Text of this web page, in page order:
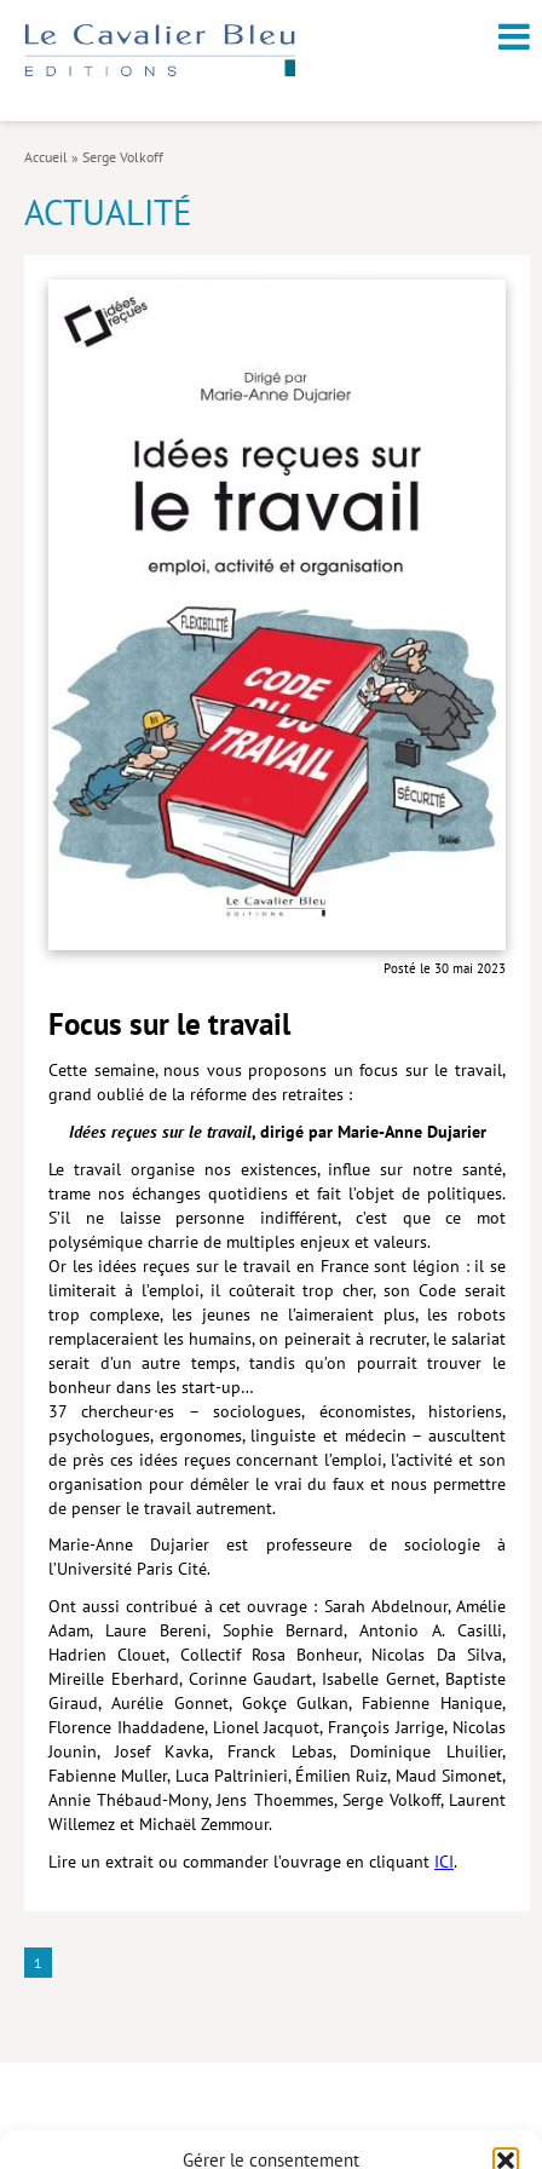
Gérer le consentement
Nature et environnement
Religions
Santé et médecine
Index général des titres
>> Livres numériques <<
COLLECTIONS
Comment je suis devenu
Convergences
eDDen
Espèces
Idées Reçues
Libertés plurielles
Lieux de…
MiMed
Mobilisations
MythO !
Actes de colloque
>> Cavalier poche <<
>> Livres numériques <<
AUTEURS
PARTENARIATS
Livres blancs
Hors collection
CONTACT
NEWSLETTER
POLITIQUE DE CONFIDENTIALITÉ
Accueil » Serge Volkoff
ACTUALITÉ
Posté le 30 mai 2023
Focus sur le travail
Cette semaine, nous vous proposons un focus sur le travail,
grand oublié de la réforme des retraites :
Idées reçues sur le travail, dirigé par Marie-Anne Dujarier
Le travail organise nos existences, influe sur notre santé,
trame nos échanges quotidiens et fait l’objet de politiques.
S’il ne laisse personne indifférent, c’est que ce mot
polysémique charrie de multiples enjeux et valeurs.
Or les idées reçues sur le travail en France sont légion : il se
limiterait à l’emploi, il coûterait trop cher, son Code serait
trop complexe, les jeunes ne l’aimeraient plus, les robots
remplaceraient les humains, on peinerait à recruter, le salariat
serait d’un autre temps, tandis qu’on pourrait trouver le
bonheur dans les start-up…
37 chercheur·es – sociologues, économistes, historiens,
psycho­logues, ergonomes, linguiste et médecin – auscultent
de près ces idées reçues concernant l’emploi, l’activité et son
organisation pour démêler le vrai du faux et nous permettre
de penser le travail autrement.
Marie-Anne Dujarier est professeure de sociologie à
l’Université Paris Cité.
Ont aussi contribué à cet ouvrage : Sarah Abdelnour, Amélie
Adam, Laure Bereni, Sophie Bernard, Antonio A. Casilli,
Hadrien Clouet, Collectif Rosa Bonheur, Nicolas Da Silva,
Mireille Eberhard, Corinne Gaudart, Isabelle Gernet, Baptiste
Giraud, Aurélie Gonnet, Gokçe Gulkan, Fabienne Hanique,
Florence Ihaddadene, Lionel Jacquot, François Jarrige, Nicolas
Jounin, Josef Kavka, Franck Lebas, Dominique Lhuilier,
Fabienne Muller, Luca Paltrinieri, Émilien Ruiz, Maud Simonet,
Annie Thébaud-Mony, Jens Thoemmes, Serge Volkoff, Laurent
Willemez et Michaël Zemmour.
Lire un extrait ou commander l’ouvrage en cliquant ICI.
1